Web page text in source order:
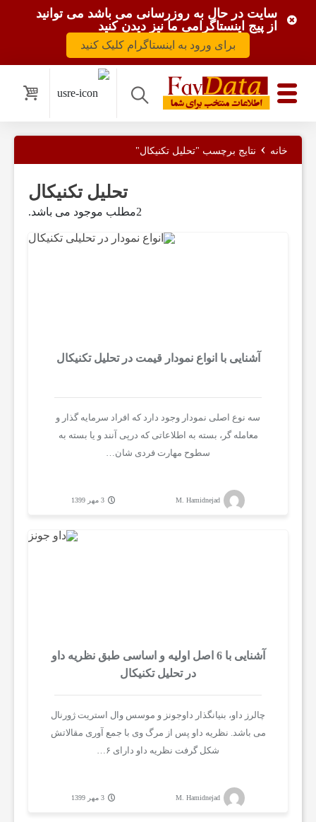
سایت در حال به روزرسانی می باشد می توانید
از پیج اینستاگرامی ما نیز دیدن کنید
برای ورود به اینستاگرام کلیک کنید
خانه › نتایج برچسب "تحلیل تکنیکال"
تحلیل تکنیکال
2مطلب موجود می باشد.
آشنایی با انواع نمودار قیمت در تحلیل تکنیکال
سه نوع اصلی نمودار وجود دارد که افراد سرمایه گذار و
معامله گر، بسته به اطلاعاتی که درپی آنند و یا بسته به
سطوح مهارت فردی شان…
M. Hamidnejad 3 مهر 1399
آشنایی با 6 اصل اولیه و اساسی طبق نظریه داو
در تحلیل تکنیکال
چالرز داو، بنیانگذار داوجونز و موسس وال استریت ژورنال
می باشد. نظریه داو پس از مرگ وی با جمع آوری مقالاتش
شکل گرفت نظریه داو دارای ۶…
M. Hamidnejad 3 مهر 1399